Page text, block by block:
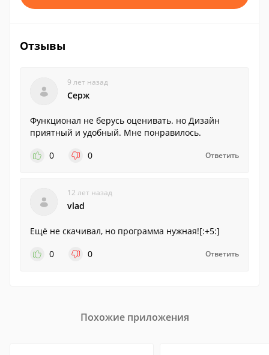
Отзывы
9 лет назад
Серж
Функционал не берусь оценивать. но Дизайн
приятный и удобный. Мне понравилось.
0
0 Ответить
12 лет назад
vlad
Ещё не скачивал, но программа нужная![:+5:]
0
0 Ответить
Похожие приложения